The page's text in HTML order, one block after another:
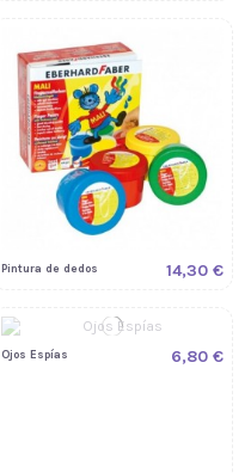
Pintura de dedos 14,30 €
Ojos Espías 6,80 €